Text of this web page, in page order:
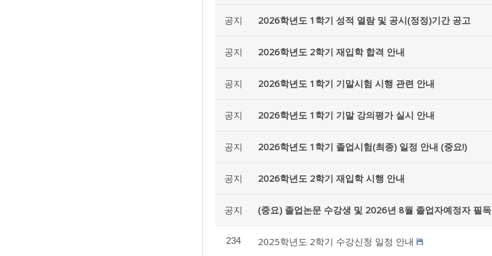
공지 2026학년도 1학기 성적 열람 및 공시(정정)기간 공고
공지 2026학년도 2학기 재입학 합격 안내
공지 2026학년도 1학기 기말시험 시행 관련 안내
공지 2026학년도 1학기 기말 강의평가 실시 안내
공지 2026학년도 1학기 졸업시험(최종) 일정 안내 (중요!)
공지 2026학년도 2학기 재입학 시행 안내
공지 (중요) 졸업논문 수강생 및 2026년 8월 졸업자예정자 필독
234 2025학년도 2학기 수강신청 일정 안내